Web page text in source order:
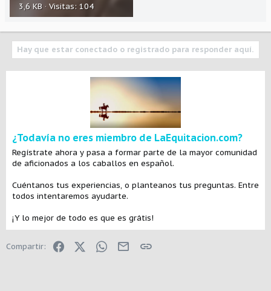
3,6 KB · Visitas: 104
Hay que estar conectado o registrado para responder aquí.
¿Todavía no eres miembro de LaEquitacion.com?
Regístrate ahora y pasa a formar parte de la mayor comunidad
de aficionados a los caballos en español.
Cuéntanos tus experiencias, o planteanos tus preguntas. Entre
todos intentaremos ayudarte.
¡Y lo mejor de todo es que es grátis!
Compartir: FacebookX (Twitter)WhatsApp
E-mailEnlace